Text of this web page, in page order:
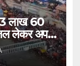
लाख 60
लेकर अपने